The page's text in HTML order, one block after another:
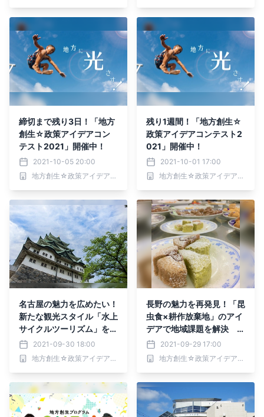
締切まで残り3日！「地方
創生☆政策アイデアコン
テスト2021」開催中！
2021-10-05 20:00
地方創生☆政策アイデアコンテスト2021事務局
残り1週間！「地方創生☆
政策アイデアコンテスト2
021」開催中！
2021-10-01 17:00
地方創生☆政策アイデアコンテスト2021事務局
名古屋の魅力を広めたい！
新たな観光スタイル「水上
サイクルツーリズム」を提
案した安藤さんにインタビ
ュー！
2021-09-30 18:00
地方創生☆政策アイデアコンテスト2021事務局
長野の魅力を再発見！「昆
虫食×耕作放棄地」のアイ
デアで地域課題を解決
信州大学 内田さんにイン
タビュー！
2021-09-29 17:00
地方創生☆政策アイデアコンテスト2021事務局